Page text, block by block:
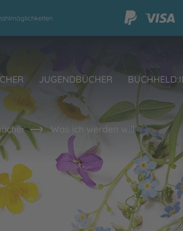
JUGENDBÜCHER
Was ich werden will